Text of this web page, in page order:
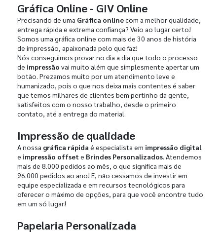
Gráfica Online - GIV Online
Precisando de uma Gráfica onlinecom a melhor qualidade,
entrega rápida e extrema confiança? Veio ao lugar certo!
Somos uma gráfica online com mais de 30 anos de história
de impressão, apaixonada pelo que faz!
Nós conseguimos provar no dia a dia que todo o processo
de impressão vai muito além que simplesmente apertar um
botão. Prezamos muito por um atendimento leve e
humanizado, pois o que nos deixa mais contentes é saber
que temos milhares de clientes bem pertinho da gente,
satisfeitos com o nosso trabalho, desde o primeiro
contato, até a entrega do material.
Impressão de qualidade
A nossa gráfica rápida é especialista em impressão digital
e impressão offset e Brindes Personalizados. Atendemos
mais de 8.000 pedidos ao mês, o que significa mais de
96.000 pedidos ao ano! E, não cessamos de investir em
equipe especializada e em recursos tecnológicos para
oferecer o máximo de opções, para que você encontre tudo
em um só lugar!
Papelaria Personalizada